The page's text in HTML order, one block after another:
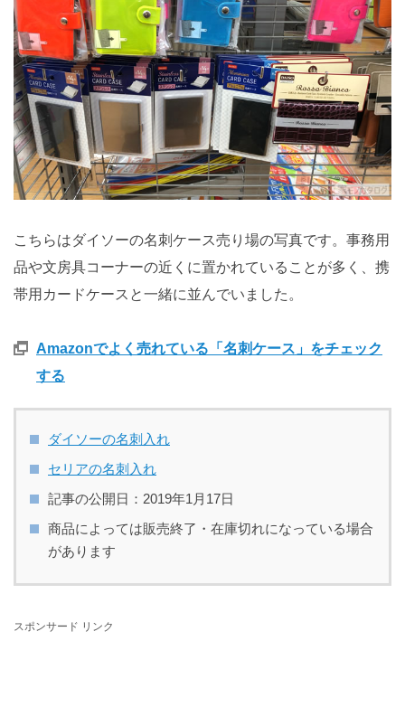
こちらはダイソーの名刺ケース売り場の写真です。事務用
品や文房具コーナーの近くに置かれていることが多く、携
帯用カードケースと一緒に並んでいました。
Amazonでよく売れている「名刺ケース」をチェック
する
ダイソーの名刺入れ
セリアの名刺入れ
記事の公開日：2019年1月17日
商品によっては販売終了・在庫切れになっている場合
があります
スポンサード リンク